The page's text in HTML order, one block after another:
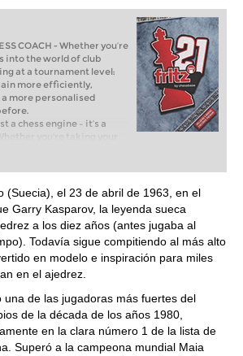
COACH - Whether you’re
into the world of club
at a tournament level:
more efficiently,
more personalised
a chess engine – it’s a
you’re taking your
of club chess, or already
level: with FRITZ, you can
intelligently and with a
than ever before.
(Suecia), el 23 de abril de 1963, en el
Garry Kasparov, la leyenda sueca
a los diez años (antes jugaba al
Todavía sigue compitiendo al más alto
en modelo e inspiración para miles
en el ajedrez.
una de las jugadoras más fuertes del
de la década de los años 1980,
en la clara número 1 de la lista de
Superó a la campeona mundial Maia